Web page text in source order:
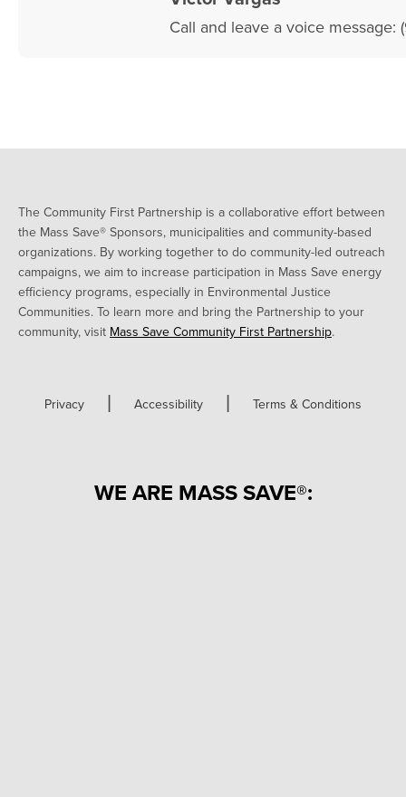
Call and leave a voice message:
The Community First Partnership is a collaborative effort between
the Mass Save® Sponsors, municipalities and community-based
organizations. By working together to do community-led outreach
campaigns, we aim to increase participation in Mass Save energy
efficiency programs, especially in Environmental Justice
Communities. To learn more and bring the Partnership to your
community, visit Mass Save Community First Partnership.
Privacy Accessibility Terms & Conditions
WE ARE MASS SAVE®: